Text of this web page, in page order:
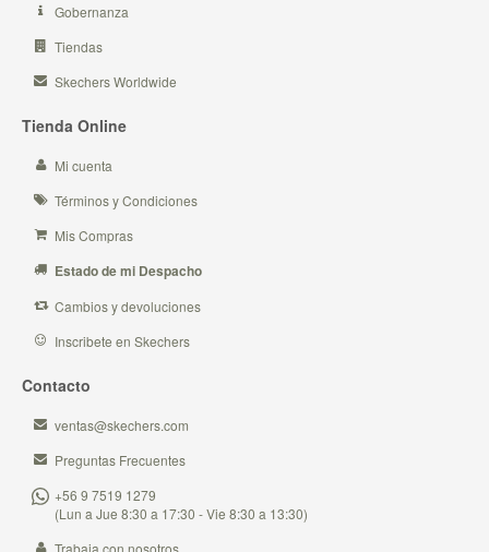
Gobernanza
Tiendas
Skechers Worldwide
Tienda Online
Mi cuenta
Términos y Condiciones
Mis Compras
Estado de mi Despacho
Cambios y devoluciones
Inscribete en Skechers
Contacto
ventas@skechers.com
Preguntas Frecuentes
+56 9 7519 1279
(Lun a Jue 8:30 a 17:30 - Vie 8:30 a 13:30)
Trabaja con nosotros